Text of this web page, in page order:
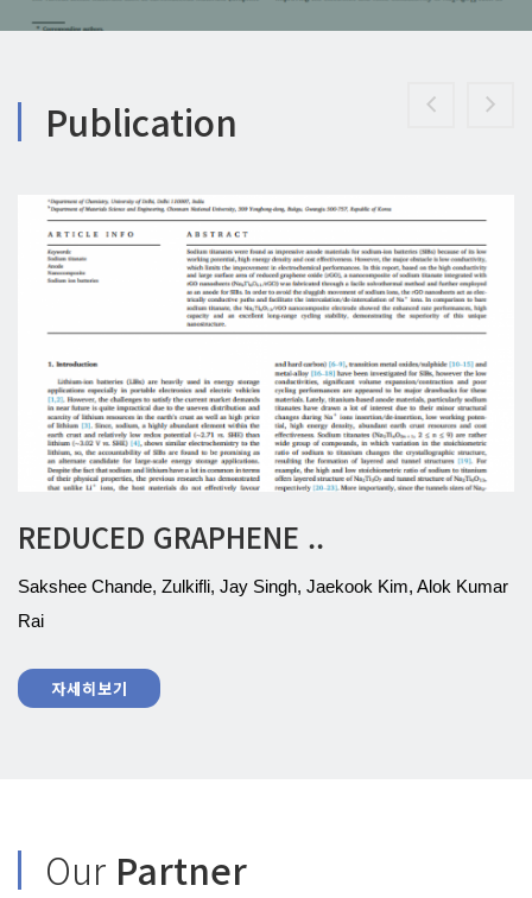
Publication
REDUCED GRAPHENE ..
Sakshee Chande, Zulkifli, Jay Singh, Jaekook Kim, Alok Kumar
Rai
자세히보기
Our Partner